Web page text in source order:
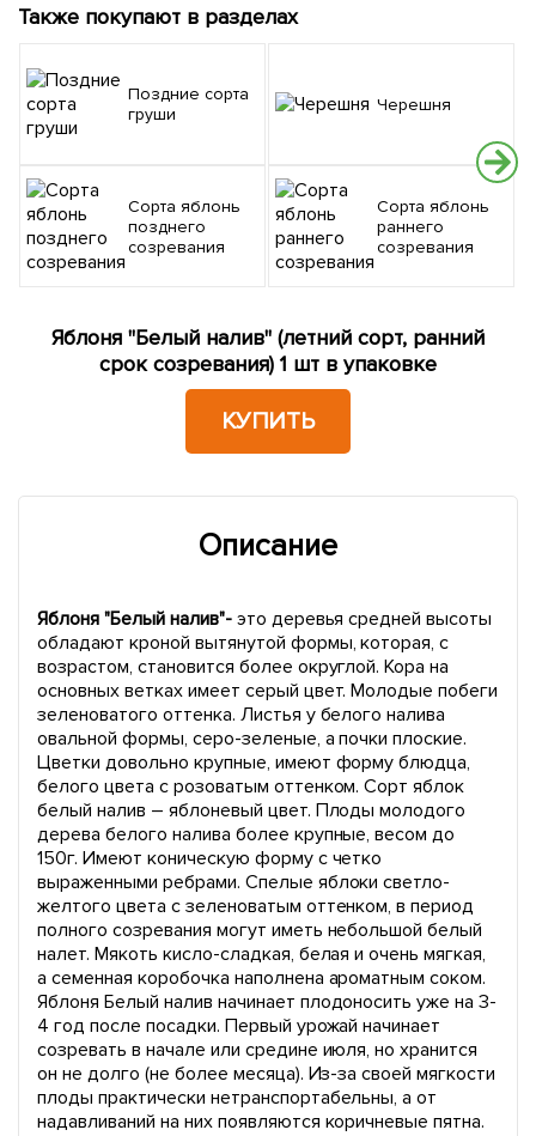
Также покупают в разделах
Поздние сорта
груши
Сорта яблонь
позднего
созревания
Черешня
Сорта яблонь
раннего
созревания
Яблоня "Белый налив" (летний сорт, ранний
срок созревания) 1 шт в упаковке
КУПИТЬ
Описание
Яблоня "Белый налив"- это деревья средней высоты
обладают кроной вытянутой формы, которая, с
возрастом, становится более округлой. Кора на
основных ветках имеет серый цвет. Молодые побеги
зеленоватого оттенка. Листья у белого налива
овальной формы, серо-зеленые, а почки плоские.
Цветки довольно крупные, имеют форму блюдца,
белого цвета с розоватым оттенком. Сорт яблок
белый налив – яблоневый цвет. Плоды молодого
дерева белого налива более крупные, весом до
150г. Имеют коническую форму с четко
выраженными ребрами. Спелые яблоки светло-
желтого цвета с зеленоватым оттенком, в период
полного созревания могут иметь небольшой белый
налет. Мякоть кисло-сладкая, белая и очень мягкая,
а семенная коробочка наполнена ароматным соком.
Яблоня Белый налив начинает плодоносить уже на 3-
4 год после посадки. Первый урожай начинает
созревать в начале или средине июля, но хранится
он не долго (не более месяца). Из-за своей мягкости
плоды практически нетранспортабельны, а от
надавливаний на них появляются коричневые пятна.